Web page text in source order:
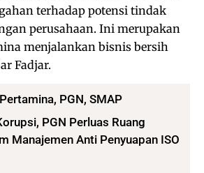
terhadap potensi tindak
perusahaan. Ini merupakan
menjalankan bisnis bersih
Fadjar.
Pertamina, PGN, SMAP
PGN Perluas Ruang
Manajemen Anti Penyuapan ISO